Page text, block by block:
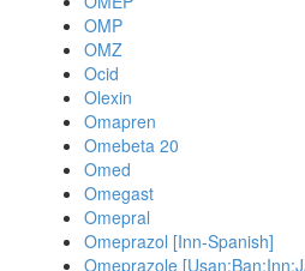
OMP
OMZ
Ocid
Olexin
Omapren
Omebeta 20
Omed
Omegast
Omepral
Omeprazol [Inn-Spanish]
Omeprazole